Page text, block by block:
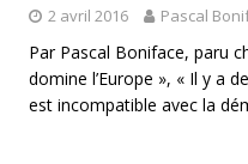
2 avril 2016 Pascal
Par Pascal Boniface, paru
domine l’Europe », « Il y a
est incompatible avec la